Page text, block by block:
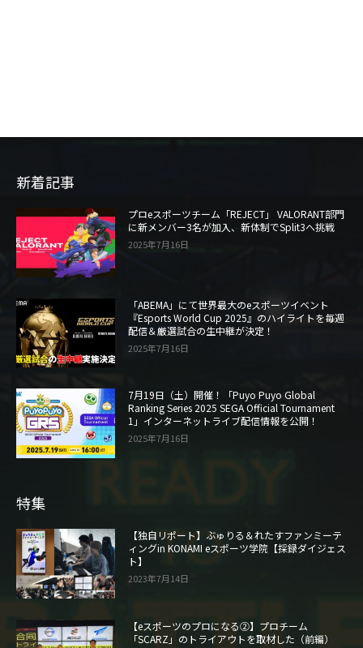
新着記事
プロeスポーツチーム「REJECT」 VALORANT部門
に新メンバー3名が加入、新体制でSplit3へ挑戦
2025年7月16日
「ABEMA」にて世界最大のeスポーツイベント
『Esports World Cup 2025』のハイライトを毎週
配信＆厳選試合の生中継が決定！
2025年7月16日
7月19日（土）開催！「Puyo Puyo Global
Ranking Series 2025 SEGA Official Tournament
1」インターネットライブ配信情報を公開！
2025年7月16日
特集
【独自リポート】ぶゅりる＆れたすファンミーテ
ィングin KONAMI eスポーツ学院【採録ダイジェス
ト】
2023年7月14日
【eスポーツのプロになる②】プロチーム
「SCARZ」のトライアウトを取材した（前編）